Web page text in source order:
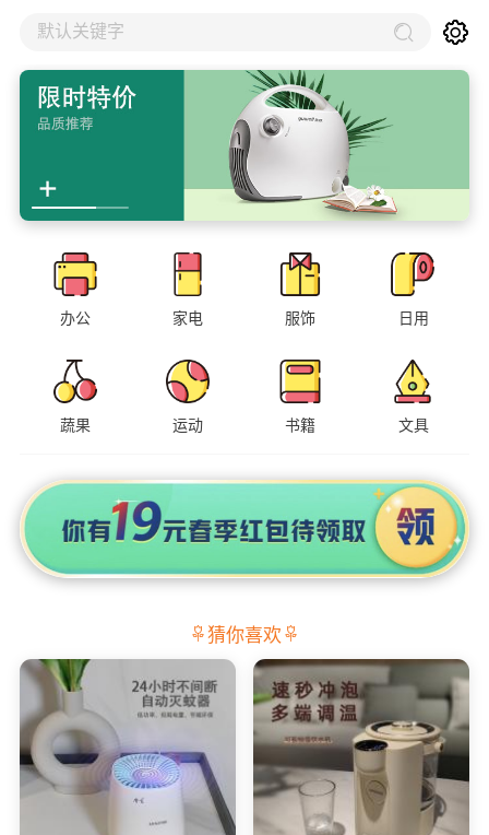
默认关键字
办公 家电 服饰 日用
蔬果 运动 书籍 文具
猜你喜欢